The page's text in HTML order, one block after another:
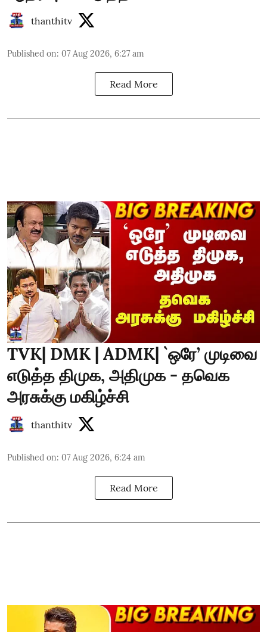
thanthitv
Published on: 07 Aug 2026, 6:27 am
Read More
TVK| DMK | ADMK| `ஒரே’ முடிவை
எடுத்த திமுக, அதிமுக - தவெக
அரசுக்கு மகிழ்ச்சி
thanthitv
Published on: 07 Aug 2026, 6:24 am
Read More